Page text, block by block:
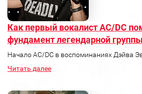
Как первый вокалист AC/DC
фундамент легендарной группы
Начало AC/DC в воспоминаниях Дэйва
Читать далее